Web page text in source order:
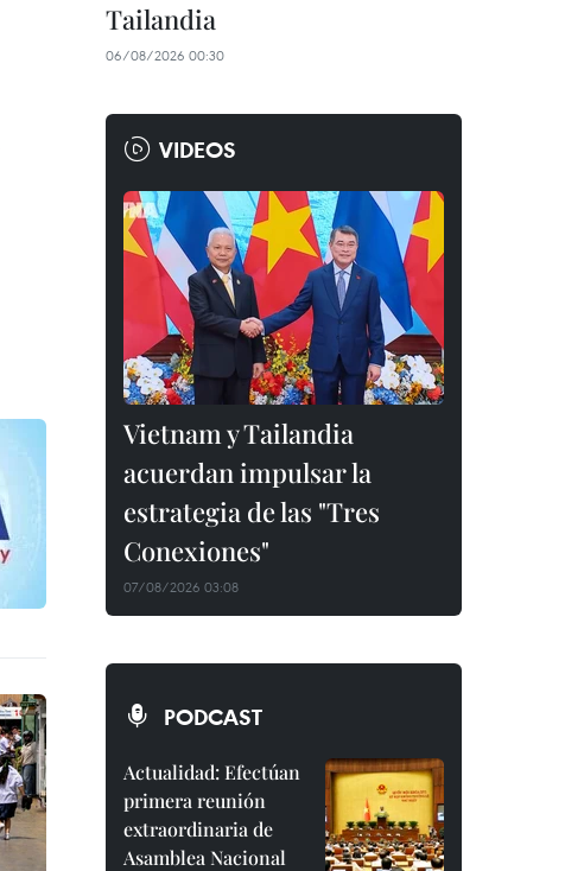
Tailandia
06/08/2026 00:30
VIDEOS
Vietnam y Tailandia
acuerdan impulsar la
estrategia de las "Tres
Conexiones"
07/08/2026 03:08
PODCAST
Actualidad: Efectúan
primera reunión
extraordinaria de
Asamblea Nacional